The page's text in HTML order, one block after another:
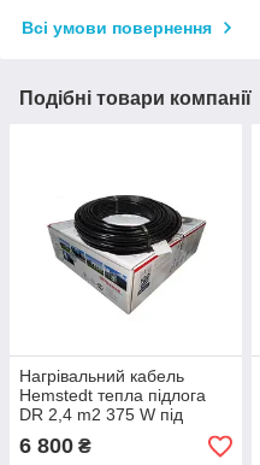
Всі умови повернення
Подібні товари компанії
Нагрівальний кабель
Hemstedt тепла підлога
DR 2,4 m2 375 W під
плитку або кахель
6 800 ₴